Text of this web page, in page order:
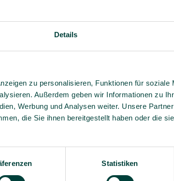
Details
zu personalisieren, Funktionen für soziale
Außerdem geben wir Informationen zu
Werbung und Analysen weiter. Unsere
die Sie ihnen bereitgestellt haben oder die
Statistiken
Wir
Du willst
Dann bist
an unserem